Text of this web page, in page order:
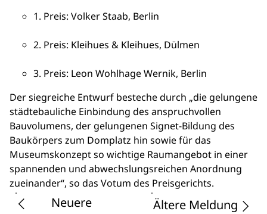
1. Preis: Volker Staab, Berlin
2. Preis: Kleihues & Kleihues, Dülmen
3. Preis: Leon Wohlhage Wernik, Berlin
Der siegreiche Entwurf besteche durch „die gelungene
städtebauliche Einbindung des anspruchvollen
Bauvolumens, der gelungenen Signet-Bildung des
Baukörpers zum Domplatz hin sowie für das
Museumskonzept so wichtige Raumangebot in einer
spannenden und abwechslungsreichen Anordnung
zueinander“, so das Votum des Preisgerichts.
Neuere
Ältere Meldung